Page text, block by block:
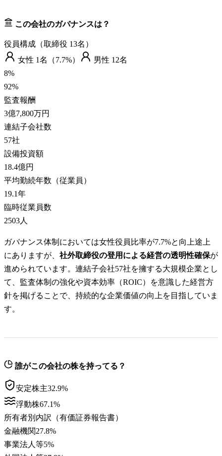
この会社のガバナンスは？
役員構成（取締役 13名）
女性 1名（7.7%） 男性 12名
8%
92%
監査報酬
3億7,800万円
連結子会社数
57社
設備投資額
18.4億円
平均勤続年数（従業員）
19.1年
臨時従業員数
2503人
ガバナンス体制においては女性役員比率が7.7%と向上途上
にありますが、 社外取締役の登用による経営の透明性確保が
進められています。連結子会社57社を擁する大規模企業とし
て、監査体制の強化や資本効率（ROIC）を意識した経営方
針を掲げることで、持続的な企業価値の向上を目指していま
す。
誰がこの会社の株を持ってる？
安定株主32.9%
浮動株67.1%
所有者別内訳（有価証券報告書）
金融機関27.8%
事業法人等5%